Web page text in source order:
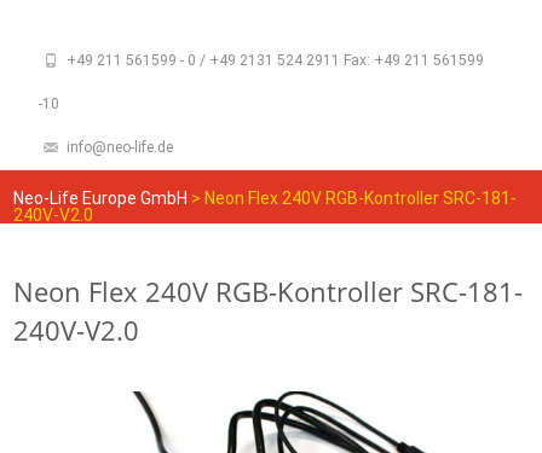
+49 211 561599 - 0 / +49 2131 524 2911 Fax: +49 211 561599
-10
info@neo-life.de
Neo-Life Europe GmbH > Neon Flex 240V RGB-Kontroller SRC-181-
240V-V2.0
Neon Flex 240V RGB-Kontroller SRC-181-
240V-V2.0